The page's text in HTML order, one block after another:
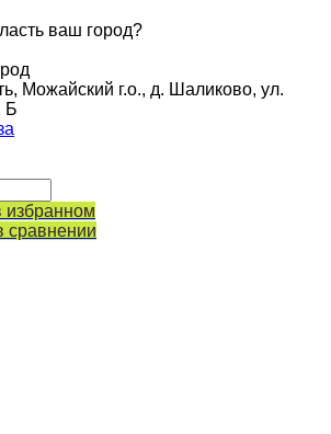
ваш город?
Можайский г.о., д. Шаликово, ул.
Б
избранном
сравнении